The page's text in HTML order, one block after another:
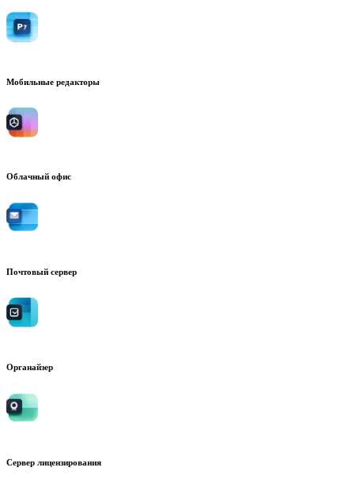
Мобильные редакторы
Облачный офис
Почтовый сервер
Органайзер
Сервер лицензирования